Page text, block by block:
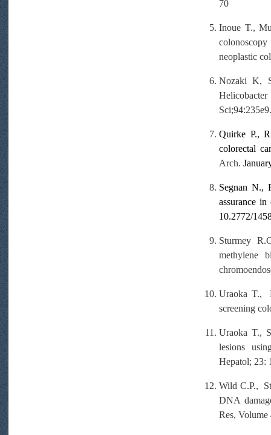
70
Inoue T.,
neoplastic
Nozaki K,
Sci;94:235e9.
Quirke P.,
colorectal
Arch.
Segnan N.,
assurance
10.2772/
Sturmey
methylene
Uraoka T.,
screening
Uraoka T.,
lesions
Hepatol; 23:
Wild C.P.,
DNA
Res, Volume